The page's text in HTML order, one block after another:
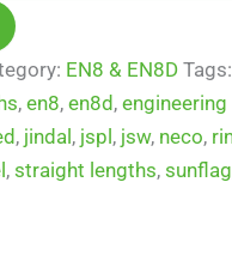
EN8 & EN8D Tags:
,en8,en8d ,
, jindal , jspl , jsw, neco,
,straight lengths,sunflag